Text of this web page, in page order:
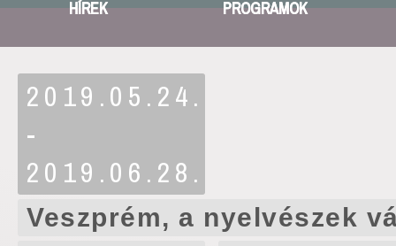
HÍREK PROGRAMOK
2019.05.24.
-
2019.06.28.
Veszprém, a nyelvészek